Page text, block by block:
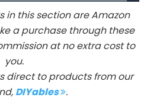
in this section are Amazon
a purchase through these
at no extra cost to
you.
direct to products from our
DIYables .